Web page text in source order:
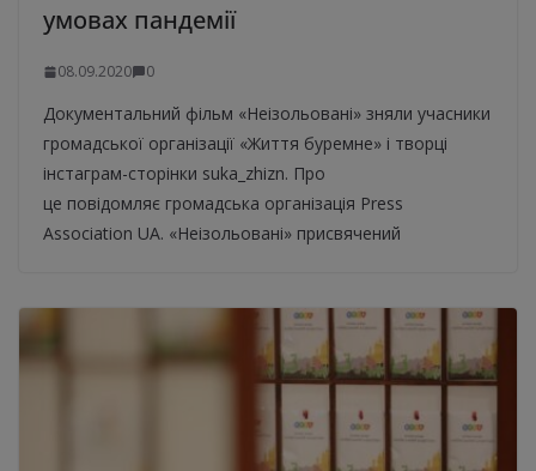
умовах пандемії
08.09.2020 0
Документальний фільм «Неізольовані» зняли учасники
громадської організації «Життя буремне» і творці
інстаграм-сторінки suka_zhizn. Про
це повідомляє громадська організація Press
Association UA. «Неізольовані» присвячений